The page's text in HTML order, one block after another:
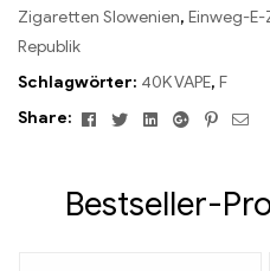
Zigaretten Slowenien, Einweg-
Republik
Schlagwörter: 40K VAPE, F
Share:
FacebookTwitterLinkedinGoogle+
Bestseller-